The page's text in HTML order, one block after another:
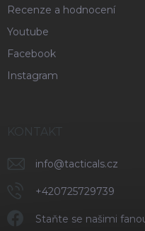
Recenze a hodnocení
Youtube
Facebook
Instagram
KONTAKT
info@tacticals.cz
+420725729739
Staňte se našimi